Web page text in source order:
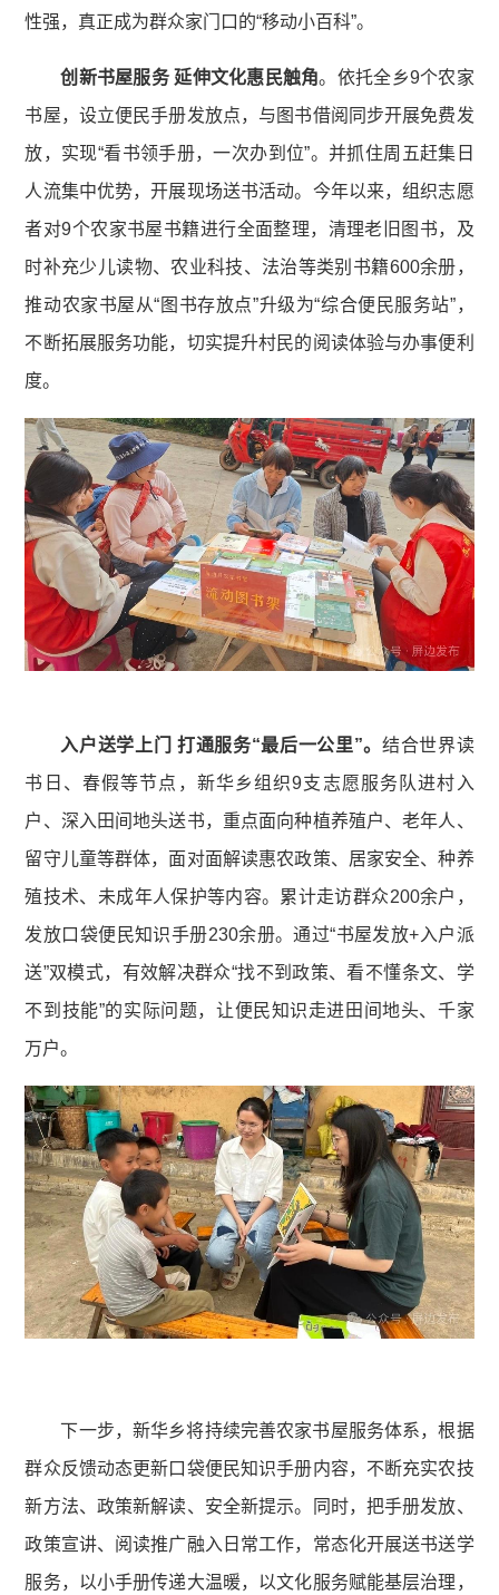
性强，真正成为群众家门口的“移动小百科”。
创新书屋服务 延伸文化惠民触角。依托全乡9个农家
书屋，设立便民手册发放点，与图书借阅同步开展免费发
放，实现“看书领手册，一次办到位”。并抓住周五赶集日
人流集中优势，开展现场送书活动。今年以来，组织志愿
者对9个农家书屋书籍进行全面整理，清理老旧图书，及
时补充少儿读物、农业科技、法治等类别书籍600余册，
推动农家书屋从“图书存放点”升级为“综合便民服务站”，
不断拓展服务功能，切实提升村民的阅读体验与办事便利
度。
入户送学上门 打通服务“最后一公里”。 结合世界读
书日、春假等节点，新华乡组织9支志愿服务队进村入
户、深入田间地头送书，重点面向种植养殖户、老年人、
留守儿童等群体，面对面解读惠农政策、居家安全、种养
殖技术、未成年人保护等内容。累计走访群众200余户，
发放口袋便民知识手册230余册。通过“书屋发放+入户派
送”双模式，有效解决群众“找不到政策、看不懂条文、学
不到技能”的实际问题，让便民知识走进田间地头、千家
万户。
下一步，新华乡将持续完善农家书屋服务体系，根据
群众反馈动态更新口袋便民知识手册内容，不断充实农技
新方法、政策新解读、安全新提示。同时，把手册发放、
政策宣讲、阅读推广融入日常工作，常态化开展送书送学
服务，以小手册传递大温暖，以文化服务赋能基层治理，